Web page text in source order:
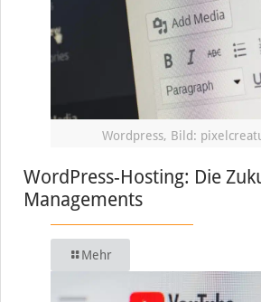
Wordpress, Bild:
WordPress-Hosting: Die
Managements
Mehr